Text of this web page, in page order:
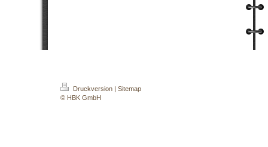
Druckversion | Sitemap
© HBK GmbH